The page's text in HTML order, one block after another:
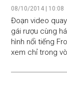
08/10/2014 | 10:08
Đoạn video
gái rượu cùng
hình nổi tiếng
xem chỉ trong